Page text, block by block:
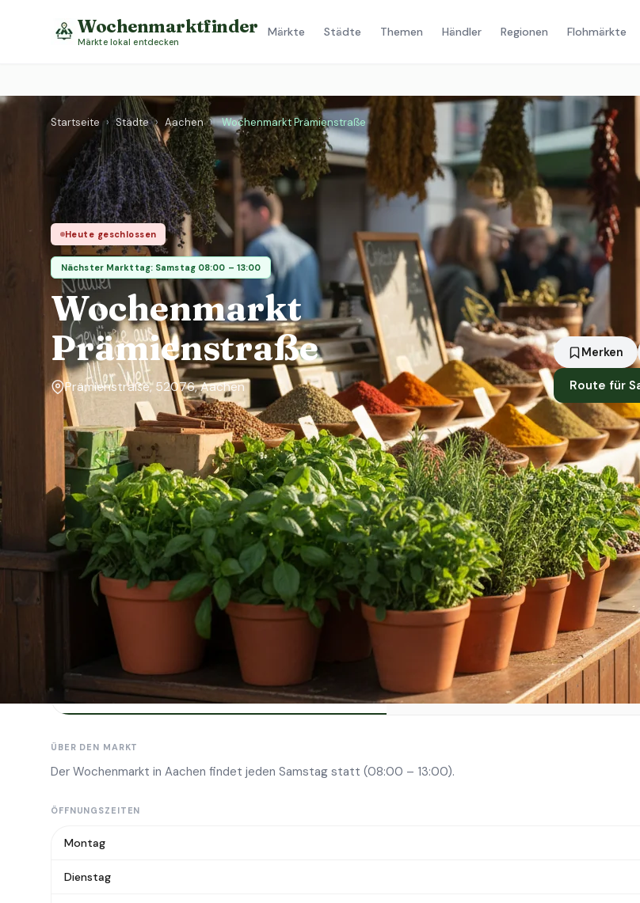
Wochenmarktfinder
Märkte lokal entdecken
Märkte Städte Themen Händler Regionen Flohmärkte
Startseite › Städte › Aachen › Wochenmarkt Prämienstraße
Heute geschlossen
Nächster Markttag: Samstag 08:00 – 13:00
Wochenmarkt
Prämienstraße
Prämienstraße, 52076, Aachen
Merken
Route für
Markttage
Samstag
Standort
Aachen
Über den Markt Händler
ÜBER DEN MARKT
Der Wochenmarkt in Aachen findet jeden Samstag statt (08:00 – 13:00).
ÖFFNUNGSZEITEN
Montag
Dienstag